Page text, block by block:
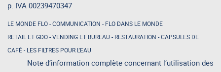
p. IVA 00239470347
LE MONDE FLO-COMMUNICATION - FLO DANS LE MONDE
RETAIL ET GDO-VENDING ET BUREAU - RESTAURATION -CAPSULES DE
CAFÉ- LES FILTRES POUR L'EAU
Note d’information complète concernant l’utilisation des